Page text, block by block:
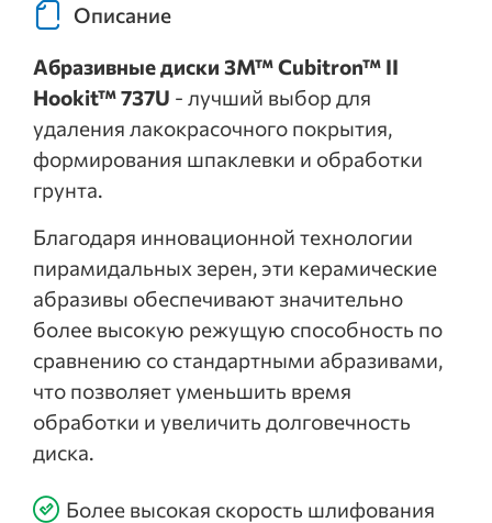
Описание
Абразивные диски 3M™ Cubitron™ II
Hookit™ 737U - лучший выбор для
удаления лакокрасочного покрытия,
формирования шпаклевки и обработки
грунта.
Благодаря инновационной технологии
пирамидальных зерен, эти керамические
абразивы обеспечивают значительно
более высокую режущую способность по
сравнению со стандартными абразивами,
что позволяет уменьшить время
обработки и увеличить долговечность
диска.
Более высокая скорость шлифования